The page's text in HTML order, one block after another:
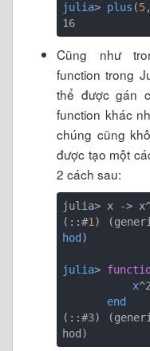
julia> plus (5
Cũng như
function trong
thể được gán
function khác
chúng cũng
được tạo một
2 cách sau:
julia> x ->
(::#1 )
hod )
julia>
x
end
( ::#3) (
hod